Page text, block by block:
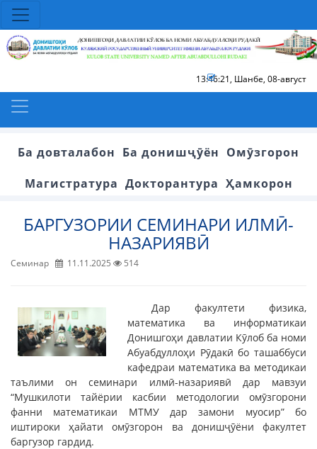
13:46:21, Шанбе, 08-август
Ба довталабон Ба донишҷӯён Омӯзгорон
Магистратура Докторантура Ҳамкорон
БАРГУЗОРИИ СЕМИНАРИ ИЛМӢ-
НАЗАРИЯВӢ
Семинар 11.11.2025 514
Дар факултети физика,
математика ва информатикаи
Донишгоҳи давлатии Кӯлоб ба номи
Абуабдуллоҳи Рӯдакӣ бо ташаббуси
кафедраи математика ва методикаи
таълими он семинари илмӣ-назариявӣ дар мавзуи
“Мушкилоти тайёрии касбии методологии омӯзгорони
фанни математикаи МТМУ дар замони муосир” бо
иштироки ҳайати омӯзгорон ва донишҷӯёни факултет
баргузор гардид.